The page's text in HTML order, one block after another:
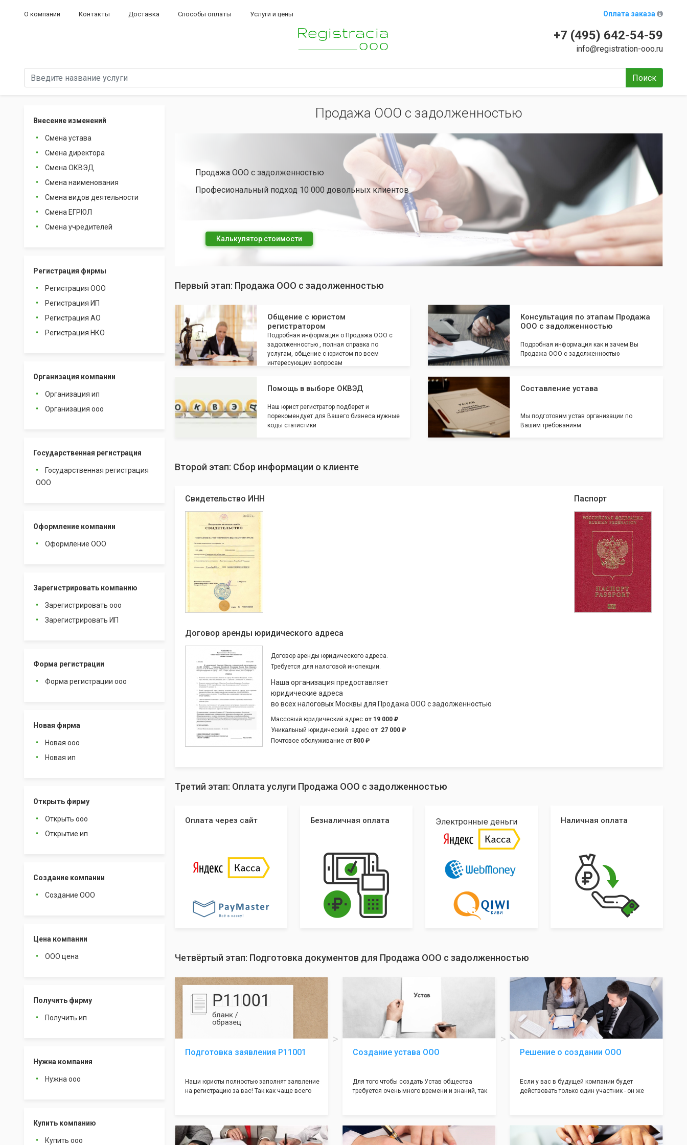
О компании Контакты Доставка Способы оплаты Услуги и цены Оплата заказа
+7 (495) 642-54-59
info@registration-ooo.ru
Поиск
Внесение изменений
Смена устава
Смена директора
Смена ОКВЭД
Смена наименования
Смена видов деятельности
Смена ЕГРЮЛ
Смена учредителей
Регистрация фирмы
Регистрация ООО
Регистрация ИП
Регистрация АО
Регистрация НКО
Организация компании
Организация ип
Организация ооо
Государственная регистрация
Государственная регистрация
ООО
Оформление компании
Оформление ООО
Зарегистрировать компанию
Зарегистрировать ооо
Зарегистрировать ИП
Форма регистрации
Форма регистрации ооо
Новая фирма
Новая ооо
Новая ип
Открыть фирму
Открыть ооо
Открытие ип
Создание компании
Создание ООО
Цена компании
ООО цена
Получить фирму
Получить ип
Нужна компания
Нужна ооо
Купить компанию
Купить ооо
Продажа ООО с задолженностью
Продажа ООО с задолженностью
Професиональный подход 10 000 довольных клиентов
Калькулятор стоимости
Первый этап: Продажа ООО с задолженностью
Общение с юристом
регистратором
Подробная информация о Продажа ООО с
задолженностью , полная справка по
услугам, общение с юристом по всем
интересующим вопросам
Консультация по этапам Продажа
ООО с задолженностью
Подробная информация как и зачем Вы
Продажа ООО с задолженностью
Помощь в выборе ОКВЭД
Наш юрист регистратор подберет и
порекомендует для Вашего бизнеса нужные
коды статистики
Составление устава
Мы подготовим устав организации по
Вашим требованиям
Второй этап: Сбор информации о клиенте
Свидетельство ИНН Паспорт
Договор аренды юридического адреса
Договор аренды юридического адреса.
Требуется для налоговой инспекции.
Наша организация предоставляет
юридические адреса
во всех налоговых Москвы для Продажа ООО с задолженностью
Массовый юридический адрес от 19 000 ₽
Уникальный юридический адрес от 27 000 ₽
Почтовое обслуживание от 800 ₽
Третий этап: Оплата услуги Продажа ООО с задолженностью
Оплата через сайт Безналичная оплата Электронные деньги Наличная оплата
Четвёртый этап: Подготовка документов для Продажа ООО с задолженностью
Подготовка заявления Р11001
Наши юристы полностью заполнят заявление
на регистрацию за вас! Так как чаще всего
большая часть отказов - наши юристы с
многолетним опытом работы возьмут всё
Создание устава ООО
Для того чтобы создать Устав общества
требуется очень много времени и знаний, так
Наша компания предоставит вам свой
уникальный Устав Общества, который
Решение о создании ООО
Если у вас в будущей компании будет
действовать только один участник - он же
грамотно составят данное заявление, а Вам
нужно будет только поставить подпись на